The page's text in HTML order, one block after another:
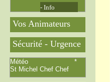
Météo *
St Michel Chef Chef
Vos Animateurs
- Info
Sécurité - Urgence